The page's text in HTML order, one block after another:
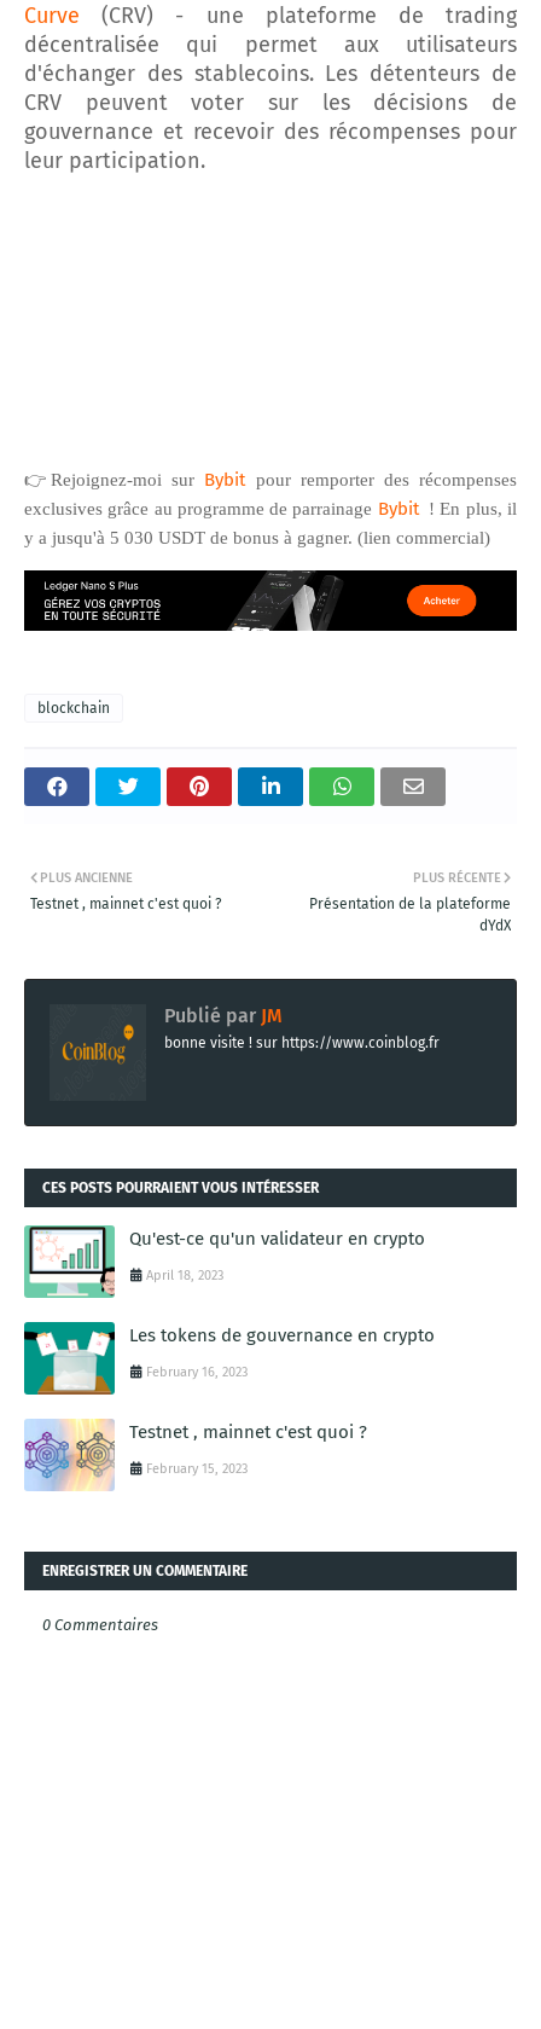
Curve (CRV) - une plateforme de trading
décentralisée qui permet aux utilisateurs
d'échanger des stablecoins. Les détenteurs de
CRV peuvent voter sur les décisions de
gouvernance et recevoir des récompenses pour
leur participation.
👉Rejoignez-moi sur Bybit pour remporter des récompenses
exclusives grâce au programme de parrainage Bybit! En plus, il
y a jusqu'à 5 030 USDT de bonus à gagner. (lien commercial)
blockchain
PLUS RÉCENTE
Présentation de la plateforme
dYdX
PLUS ANCIENNE
Testnet , mainnet c'est quoi ?
Publié par JM
bonne visite ! sur https://www.coinblog.fr
CES POSTS POURRAIENT VOUS INTÉRESSER
Qu'est-ce qu'un validateur en crypto
April 18, 2023
Les tokens de gouvernance en crypto
February 16, 2023
Testnet , mainnet c'est quoi ?
February 15, 2023
ENREGISTRER UN COMMENTAIRE
0 Commentaires